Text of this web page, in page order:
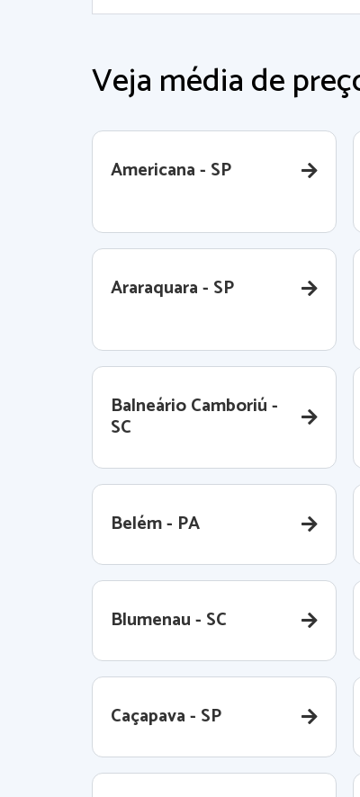
Veja média de
Americana - SP
Araraquara - SP
Balneário Camboriú -
SC
Belém - PA
Blumenau - SC
Caçapava - SP